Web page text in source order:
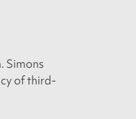
Simons
of third-